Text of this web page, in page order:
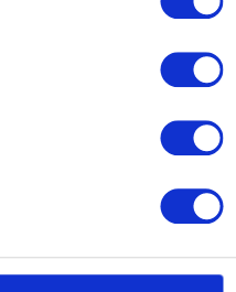
C13 - IEC-320 C14 - Li-ion -
- Smart-Slot - USB - 3U - IP20